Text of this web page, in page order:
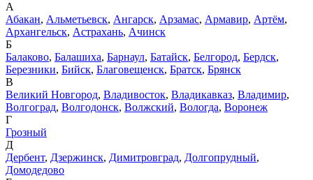
А
Абакан, Альметьевск, Ангарск, Арзамас, Армавир, Артём,
Архангельск, Астрахань, Ачинск
Б
Балаково, Балашиха, Барнаул, Батайск, Белгород, Бердск,
Березники, Бийск, Благовещенск, Братск, Брянск
В
Великий Новгород, Владивосток, Владикавказ, Владимир,
Волгоград, Волгодонск, Волжский, Вологда, Воронеж
Г
Грозный
Д
Дербент, Дзержинск, Димитровград, Долгопрудный,
Домодедово